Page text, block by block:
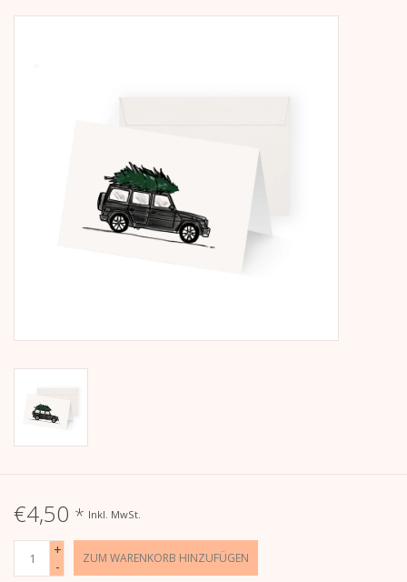
Grußkarten
Kera Till X THERESIENTHAL
€4,50 * Inkl. MwSt.
+
-
ZUM WARENKORB HINZUFÜGEN